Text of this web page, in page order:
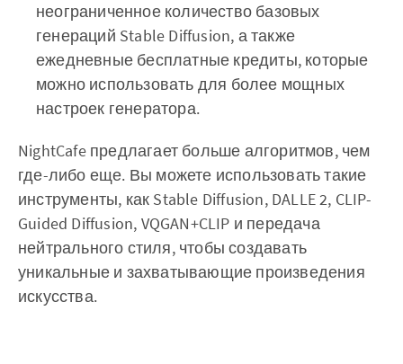
неограниченное количество базовых
генераций Stable Diffusion, а также
ежедневные бесплатные кредиты, которые
можно использовать для более мощных
настроек генератора.
NightCafe предлагает больше алгоритмов, чем
где-либо еще. Вы можете использовать такие
инструменты, как Stable Diffusion, DALLE 2, CLIP-
Guided Diffusion, VQGAN+CLIP и передача
нейтрального стиля, чтобы создавать
уникальные и захватывающие произведения
искусства.